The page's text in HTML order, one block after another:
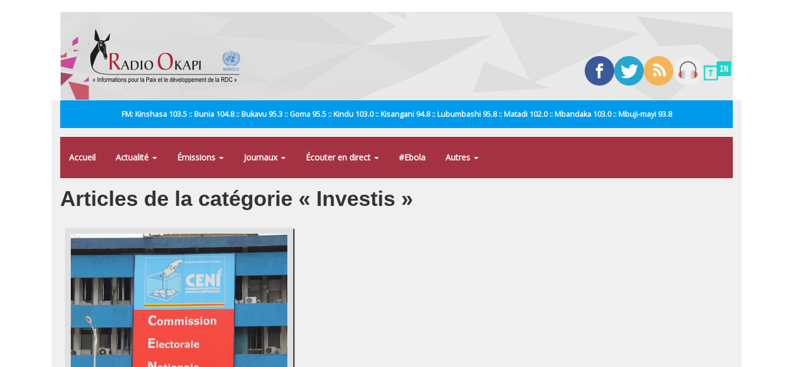
FM: Kinshasa 103.5 :: Bunia 104.8 :: Bukavu 95.3 :: Goma 95.5 :: Kindu 103.0 :: Kisangani 94.8 :: Lubumbashi 95.8 :: Matadi 102.0 :: Mbandaka 103.0 :: Mbuji-mayi 93.8
Accueil Actualité Émissions Journaux Écouter en direct #Ebola Autres
Articles de la catégorie « Investis »